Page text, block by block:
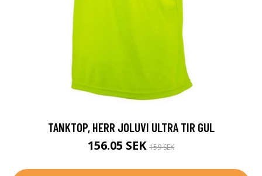
TANKTOP, HERR JOLUVI ULTRA TIR GUL
156.05 SEK 159 SEK